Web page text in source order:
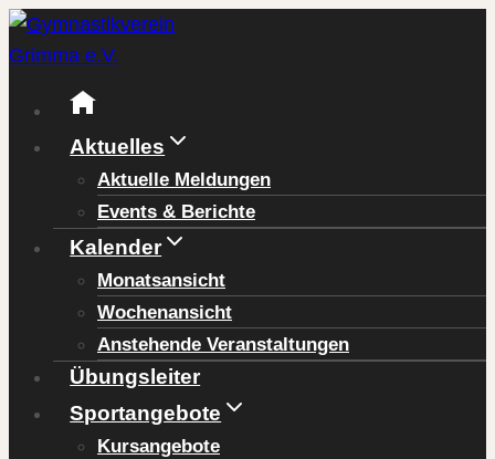
Zum
Inhalt
springen
Aktuelles
Aktuelle Meldungen
Events & Berichte
Kalender
Monatsansicht
Wochenansicht
Anstehende Veranstaltungen
Übungsleiter
Sportangebote
Kursangebote